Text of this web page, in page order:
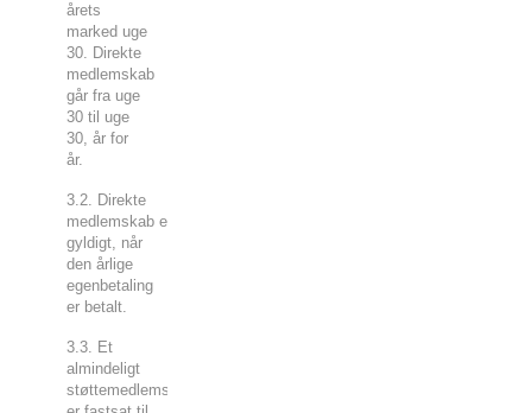
årets
marked uge
30. Direkte
medlemskab
går fra uge
30 til uge
30, år for
år.
3.2. Direkte
medlemskab er
gyldigt, når
den årlige
egenbetaling
er betalt.
3.3. Et
almindeligt
støttemedlemskab